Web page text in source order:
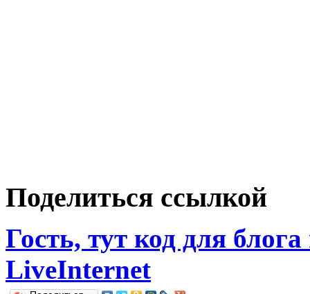
Поделиться ссылкой
Гость, тут код для
LiveInternet